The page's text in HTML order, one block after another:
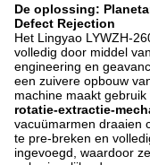
De oplossing:
Defect Rejection
Het Lingyao LYWZH-
volledig door middel
engineering en
een zuivere opbouw
machine maakt
rotatie-extractie-
vacuümarmen draaien
te pre-breken en
ingevoegd, waardoor